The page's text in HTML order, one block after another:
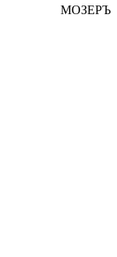
МОЗЕРЪ